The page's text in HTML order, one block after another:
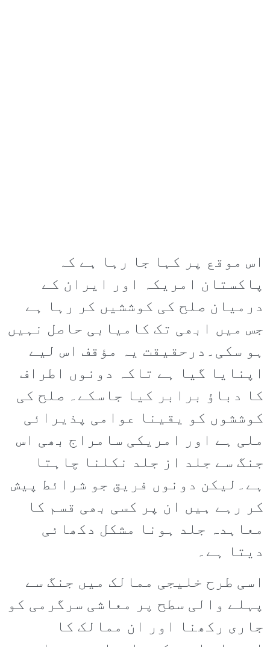
اس موقع پر کہا جا رہا ہے کہ
پاکستان امریکہ اور ایران کے
درمیان صلح کی کوششیں کر رہا ہے
جس میں ابھی تک کامیابی حاصل نہیں
ہو سکی۔درحقیقت یہ مؤقف اس لیے
اپنایا گیا ہے تاکہ دونوں اطراف
کا دباؤ برابر کیا جاسکے۔ صلح کی
کوششوں کو یقینا عوامی پذیرائی
ملی ہے اور امریکی سامراج بھی اس
جنگ سے جلد از جلد نکلنا چاہتا
ہے۔لیکن دونوں فریق جو شرائط پیش
کر رہے ہیں ان پر کسی بھی قسم کا
معاہدہ جلد ہونا مشکل دکھائی
دیتا ہے۔
اسی طرح خلیجی ممالک میں جنگ سے
پہلے والی سطح پر معاشی سرگرمی کو
جاری رکھنا اور ان ممالک کا